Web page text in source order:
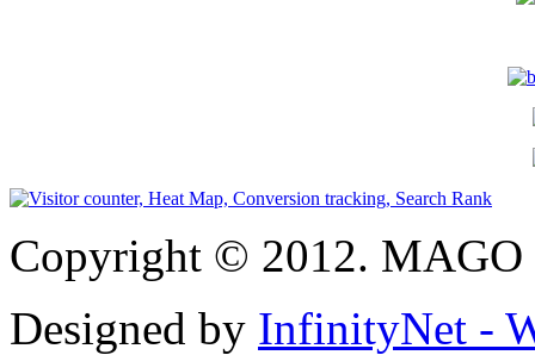
Copyright © 2012. MAGO
Designed by InfinityNet -